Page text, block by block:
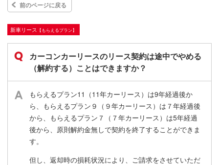
前のページに戻る
新⾞リース 【もらえるプラン】
カーコンカーリースのリース契約は途中でやめる
（解約する）ことはできますか？
もらえるプラン11（11年カーリース）は9年経過後か
ら、もらえるプラン９（９年カーリース）は７年経過後
から、もらえるプラン７（７年カーリース）は5年経過
後から、原則解約金無しで契約を終了することができま
す。
但し、返却時の損耗状況により、ご請求をさせていただ